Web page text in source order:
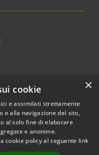
Copyright © 2026 • Comune di
Treviolo • Powered by
×
cookie
e assimilati strettamente
e alla navigazione del sito,
al solo fine di elaborare
e anonime.
cookie policy al seguente link